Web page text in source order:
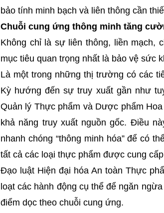
bảo tính minh bạch và liên thông cần
Chuỗi cung ứng thông minh tăng
Không chỉ là sự liên thông, liền mạch,
mục tiêu quan trọng nhất là bảo vệ sức
Là một trong những thị trường có các
Kỳ hướng đến sự truy xuất gần như
Quản lý Thực phẩm và Dược phẩm
khả năng truy xuất nguồn gốc. Điều
nhanh chóng “thông minh hóa” để có
tất cả các loại thực phẩm được cung
Đạo luật Hiện đại hóa An toàn Thực
loạt các hành động cụ thể để ngăn
điểm dọc theo chuỗi cung ứng.